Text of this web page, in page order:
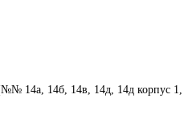
14а, 14б, 14в, 14д, 14д корпус